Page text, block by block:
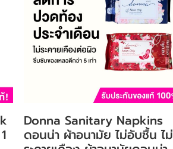
Donna Sanitary Napkins
ดอนน่า ผ้าอนามัย ไม่อับชื้น ไม่